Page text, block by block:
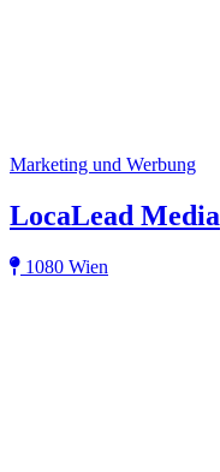
Marketing und Werbung
LocaLead Media
1080 Wien